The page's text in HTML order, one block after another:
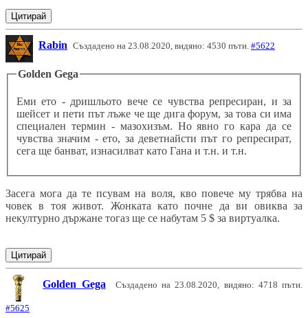
Цитирай
Rabin Създадено на 23.08.2020, видяно: 4530 пъти. #5622
Golden Gega
Еми ето - дришльото вече се чувства репресиран, и за
шейсет и пети път лъже че ще дига форум, за това си има
специален термин - мазохизъм. Но явно го кара да се
чувства значим - ето, за деветнайсти път го репресират,
сега ще банват, изнасилват като Гана и т.н. и т.н.
Засега мога да те псувам на воля, кво повече му трябва на
човек в тоя живот. Жонката като почне да ви овиква за
некултурно държане тогаз ще се набутам 5 $ за виртуалка.
Цитирай
Golden Gega Създадено на 23.08.2020, видяно: 4718 пъти.
#5625